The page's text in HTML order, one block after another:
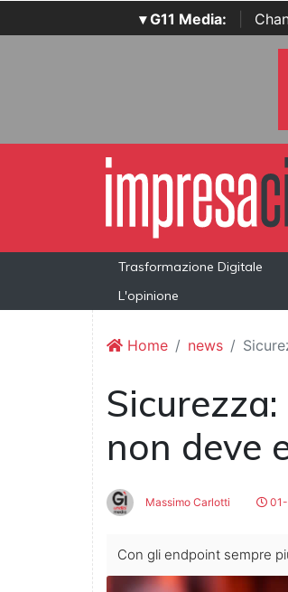
▾ G11 Media:
Trasformazione Digitale
L'opinione
Home news
non deve
Massimo Carlotti
Con gli endpoint sempre